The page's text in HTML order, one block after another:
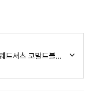
Collar half zip up 스웨트셔츠 코발트블루 BK7589